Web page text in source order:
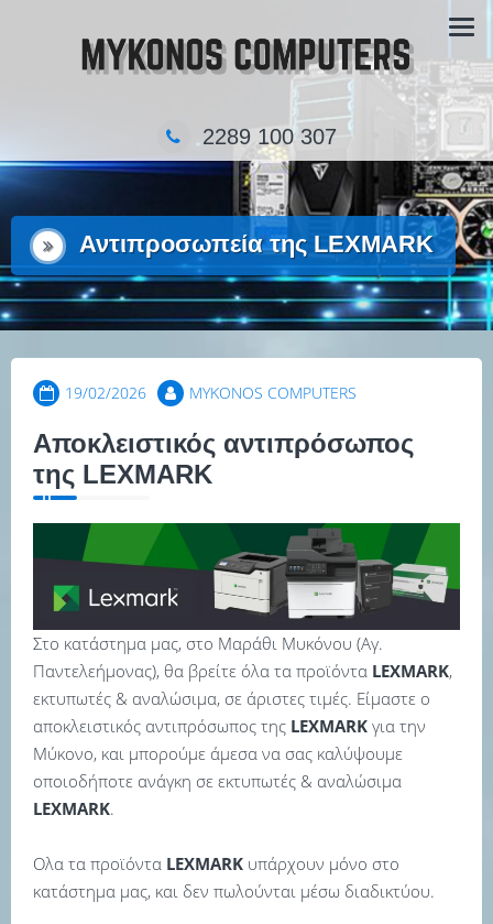
2289 100 307
Αντιπροσωπεία της LEXMARK
19/02/2026 MYKONOS COMPUTERS
Αποκλειστικός αντιπρόσωπος
της LEXMARK
Στο κατάστημα μας, στο Μαράθι Μυκόνου (Αγ.
Παντελεήμονας), θα βρείτε όλα τα προϊόντα LEXMARK,
εκτυπωτές & αναλώσιμα, σε άριστες τιμές. Είμαστε ο
αποκλειστικός αντιπρόσωπος της LEXMARK για την
Μύκονο, και μπορούμε άμεσα να σας καλύψουμε
οποιοδήποτε ανάγκη σε εκτυπωτές & αναλώσιμα
LEXMARK.
Ολα τα προϊόντα LEXMARK υπάρχουν μόνο στο
κατάστημα μας, και δεν πωλούνται μέσω διαδικτύου.